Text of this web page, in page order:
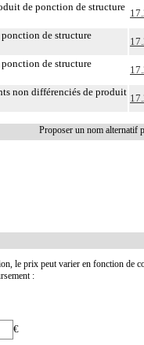
de ponction de structure
de structure
de structure
non différenciés de produit
Proposer un nom alternatif
le prix peut varier en fonction
:
€